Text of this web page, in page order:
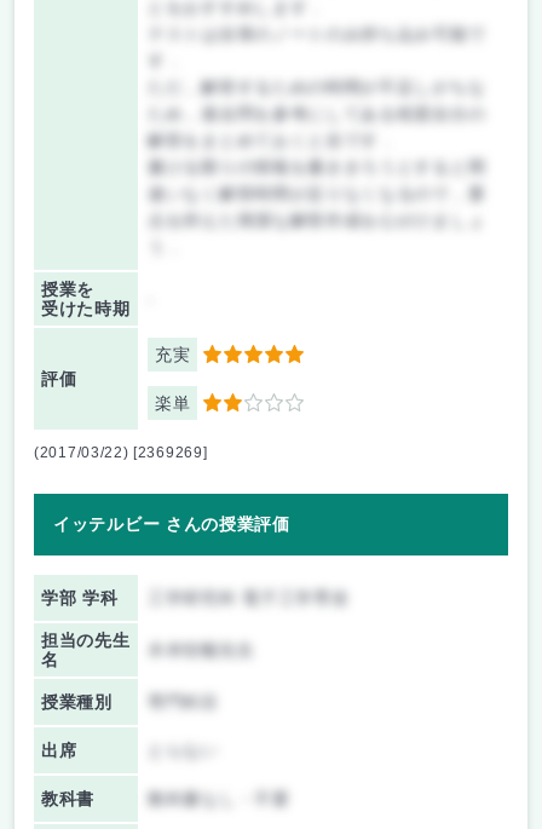
ただ，解答するための時間が不足しがちな
ため，過去問を参考にしてある程度自分の
解答をまとめておくと吉です．
書ける限りの情報を書ききろうとすると間
違いなく解答時間が足りなくなるので，要
点を抑えた簡潔な解答作成を心がけましょ
授業を
受けた時期
評価
充実 5
楽単 2
(2017/03/22) [2369269]
イッテルビー さんの授業評価
学部 学科
担当の先生
名
木本恒暢先生
授業種別
出席
教科書 教科書なし・不要